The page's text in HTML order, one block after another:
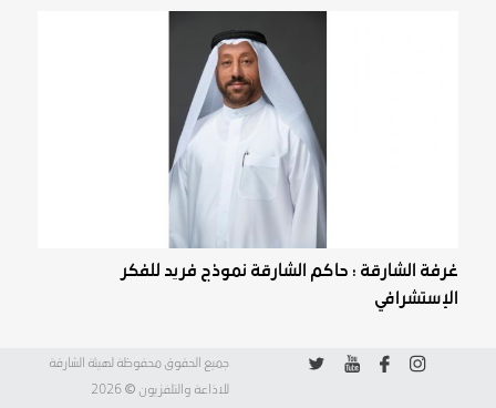
غرفة الشارقة : حاكم الشارقة نموذج فريد للفكر
الإستشرافي
جميع الحقوق محفوظة لهيئة الشارقة
للاذاعة والتلفزيون ©
2026